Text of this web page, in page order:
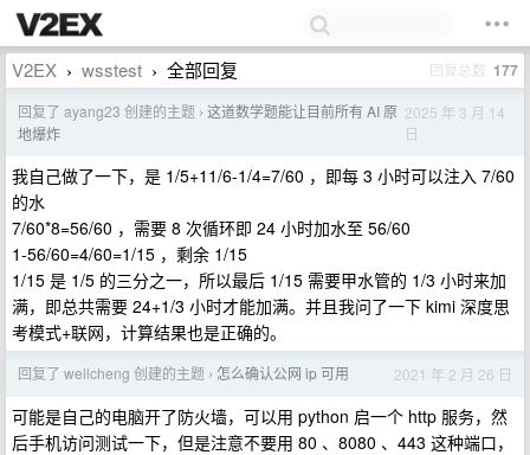
V2EX › wsstest › 全部回复 回复总数 177
回复了 ayang23 创建的主题 › 这道数学题能让目前所有 AI 原
地爆炸
2025 年 3 月 14
日
我自己做了一下，是 1/5+11/6-1/4=7/60 ，即每 3 小时可以注入 7/60
的水
7/60*8=56/60 ，需要 8 次循环即 24 小时加水至 56/60
1-56/60=4/60=1/15 ，剩余 1/15
1/15 是 1/5 的三分之一，所以最后 1/15 需要甲水管的 1/3 小时来加
满，即总共需要 24+1/3 小时才能加满。并且我问了一下 kimi 深度思
考模式+联网，计算结果也是正确的。
回复了 wellcheng 创建的主题 › 怎么确认公网 ip 可用 2021 年 2 月 26 日
可能是自己的电脑开了防火墙，可以用 python 启一个 http 服务，然
后手机访问测试一下，但是注意不要用 80 、8080 、443 这种端口，